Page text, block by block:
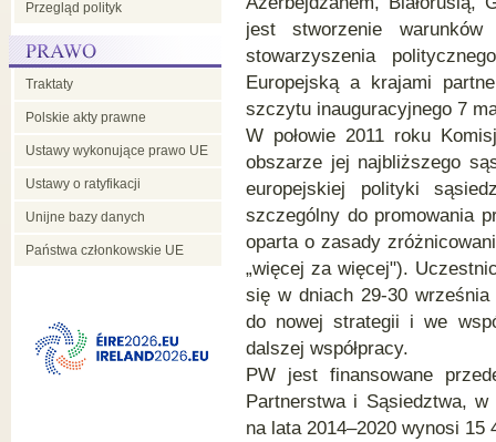
Przegląd polityk
Traktaty
Polskie akty prawne
Ustawy wykonujące prawo UE
Ustawy o ratyfikacji
Unijne bazy danych
Państwa członkowskie UE
jest stworzenie warunków
stowarzyszenia
Europejską a krajami
szczytu inauguracyjnego 7
W połowie 2011 roku
obszarze jej najbliższego
europejskiej polityki
szczególny do promowania
oparta o zasady
„więcej za więcej").
się w dniach 29-30
do nowej strategii i we
dalszej współpracy.
PW jest finansowane
Partnerstwa i Sąsiedztwa,
na lata 2014–2020 wynosi